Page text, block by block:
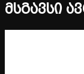
მსგავსი